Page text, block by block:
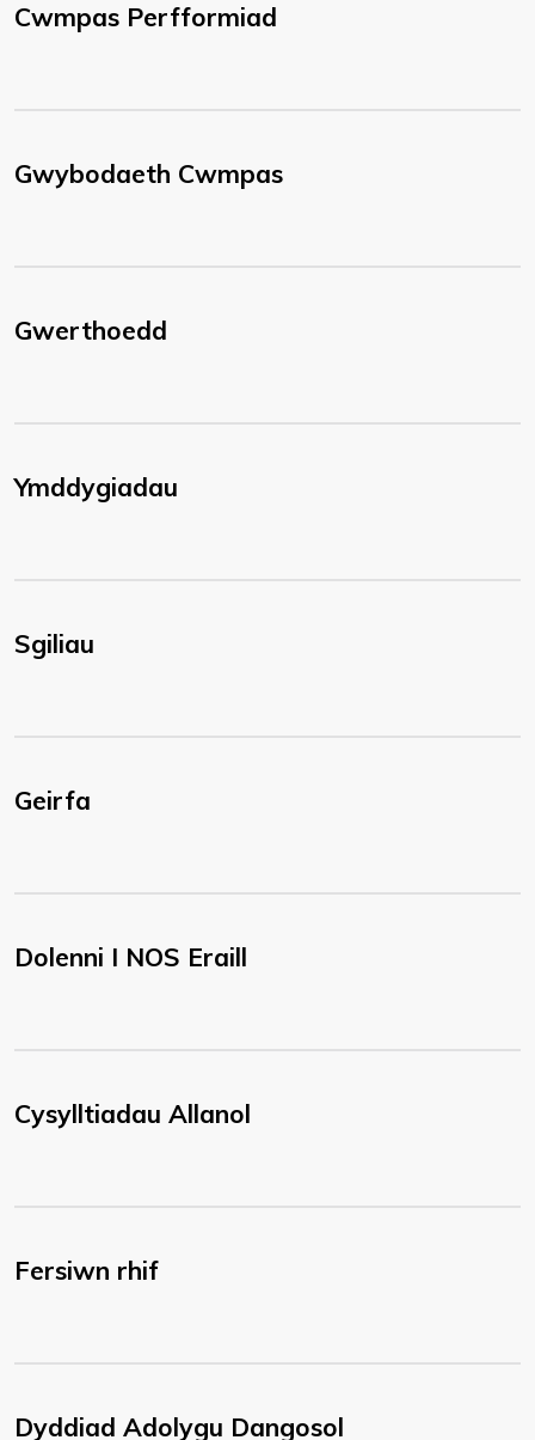
Cwmpas Perfformiad
Gwybodaeth Cwmpas
Gwerthoedd
Ymddygiadau
Sgiliau
Geirfa
Dolenni I NOS Eraill
Cysylltiadau Allanol
Fersiwn rhif
Dyddiad Adolygu Dangosol